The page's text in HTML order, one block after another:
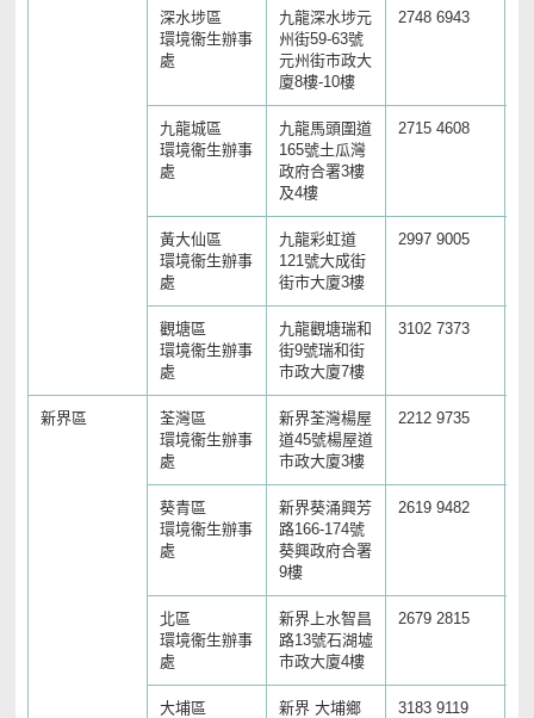
深水埗區
環境衞生辦事
處
九龍深水埗元
州街59-63號
元州街市政大
廈8樓-10樓
2748 6943
九龍城區
環境衞生辦事
處
九龍馬頭圍道
165號土瓜灣
政府合署3樓
及4樓
2715 4608
黃大仙區
環境衞生辦事
處
九龍彩虹道
121號大成街
街市大廈3樓
2997 9005
觀塘區
環境衞生辦事
處
九龍觀塘瑞和
街9號瑞和街
市政大廈7樓
3102 7373
新界區
荃灣區
環境衞生辦事
處
新界荃灣楊屋
道45號楊屋道
市政大廈3樓
2212 9735
葵青區
環境衞生辦事
處
新界葵涌興芳
路166-174號
葵興政府合署
9樓
2619 9482
北區
環境衞生辦事
處
新界上水智昌
路13號石湖墟
市政大廈4樓
2679 2815
大埔區
新界 大埔鄉
3183 9119